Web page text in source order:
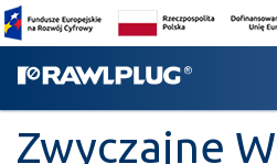
Zwyczajne